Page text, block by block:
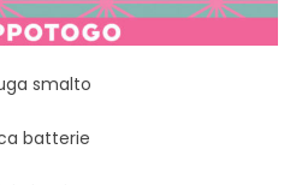
smalto
batterie